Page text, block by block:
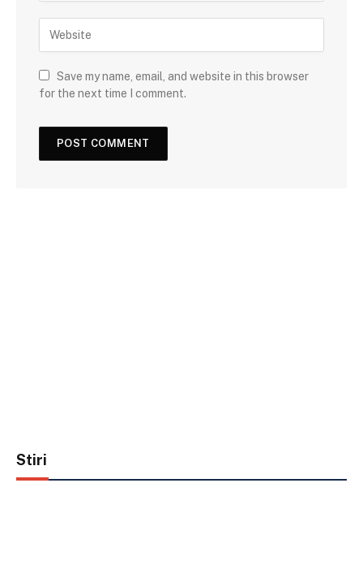
Save my name, email, and website in this browser
for the next time I comment.
Stiri